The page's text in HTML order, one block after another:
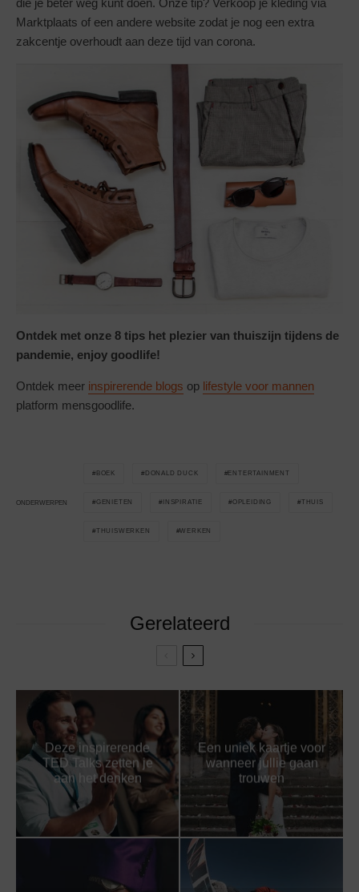
Marktplaats of een andere website zodat je nog een extra
zakcentje overhoudt aan deze tijd van corona.
Ontdek met onze 8 tips het plezier van thuiszijn tijdens de
pandemie, enjoy goodlife!
Ontdek meer inspirerende blogs op lifestyle voor mannen
platform mensgoodlife.
ONDERWERPEN
BOEK DONALD DUCK ENTERTAINMENT
GENIETEN INSPIRATIE OPLEIDING THUIS
THUISWERKEN WERKEN
Gerelateerd
Deze inspirerende
TED Talks zetten je
aan het denken
Een uniek kaartje voor
wanneer jullie gaan
trouwen